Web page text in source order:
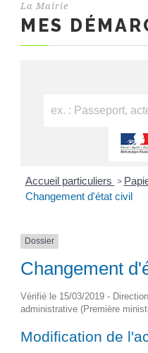
La Mairie
MES
Accueil particuliers >
Changement d'état civil
Dossier
Changement
Vérifié le 15/03/2019 -
administrative (Première
Modification de